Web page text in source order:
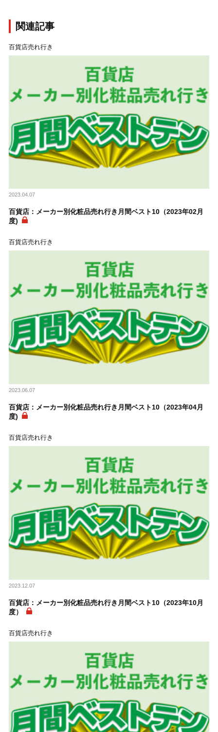
関連記事
百貨店売れ行き
2023.04.07
百貨店：メーカー別化粧品売れ行き月間ベスト10（2023年02月
度)
百貨店売れ行き
2023.06.07
百貨店：メーカー別化粧品売れ行き月間ベスト10（2023年04月
度)
百貨店売れ行き
2023.12.07
百貨店：メーカー別化粧品売れ行き月間ベスト10（2023年10月
度）
百貨店売れ行き